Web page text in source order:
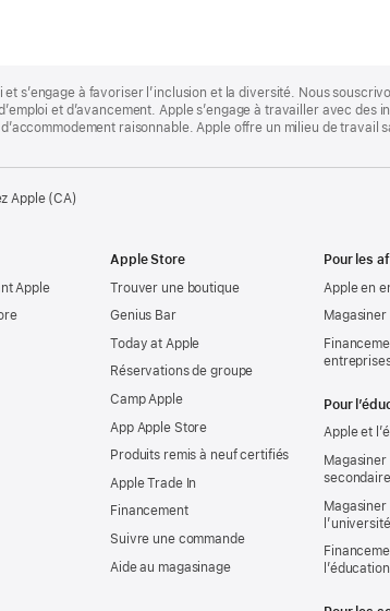
et s’engage à favoriser l’inclusion et la diversité. Nous
et d’avancement. Apple s’engage à travailler avec
raisonnable. Apple offre un milieu de travail
Apple (CA)
Apple
Apple Store
Trouver une boutique
Genius Bar
Today at Apple
Réservations de groupe
Camp Apple
App Apple Store
Produits remis à neuf certifiés
Apple Trade In
Financement
Suivre une commande
Aide au magasinage
Pour les
Apple en
Pour
Apple et
secondaire
l’université
l’éducation